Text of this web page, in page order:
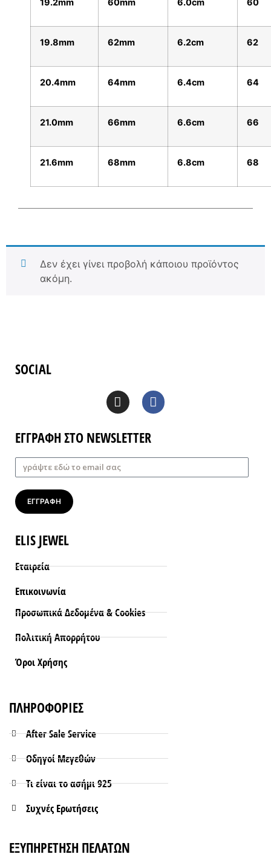
19.2mm 60mm 6.0cm 60
19.8mm 62mm 6.2cm 62
20.4mm 64mm 6.4cm 64
21.0mm 66mm 6.6cm 66
21.6mm 68mm 6.8cm 68
Δεν έχει γίνει προβολή κάποιου προϊόντος
ακόμη.
ΕΞΥΠΗΡΕΤΗΣΗ ΠΕΛΑΤΩΝ
ΠΛΗΡΟΦΟΡΙΕΣ
After Sale Service
Οδηγοί Μεγεθών
Τι είναι το ασήμι 925
Συχνές Ερωτήσεις
ELIS JEWEL
Εταιρεία
Επικοινωνία
Προσωπικά Δεδομένα & Cookies
Πολιτική Απορρήτου
Όροι Xρήσης
SOCIAL
ΕΓΓΡΑΦΗ ΣΤΟ NEWSLETTER
ΕΓΓΡΑΦΗ